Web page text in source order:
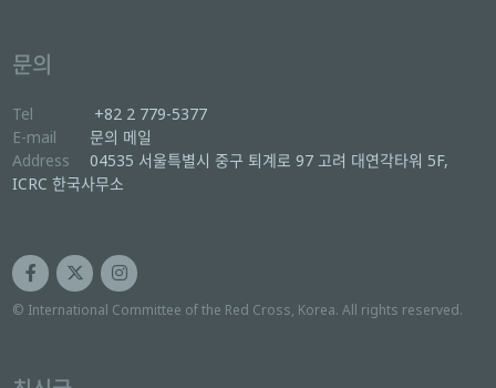
문의
Tel
+82 2 779-5377
E-mail
문의 메일
Address
04535 서울특별시 중구 퇴계로 97 고려 대연각타워 5F,
ICRC 한국사무소
© International Committee of the Red Cross, Korea. All rights reserved.